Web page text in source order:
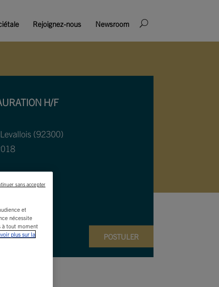
Rejoignez-nous Newsroom
H/F
(92300)
POSTULER
et
nécessite
à tout moment
plus sur la
sans accepter